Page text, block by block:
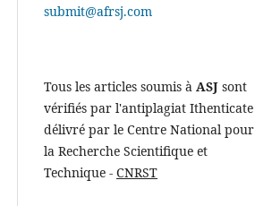
submit@afrsj.com
Tous les articles soumis à ASJ sont
vérifiés par l'antiplagiat Ithenticate
délivré par le Centre National pour
la Recherche Scientifique et
Technique - CNRST